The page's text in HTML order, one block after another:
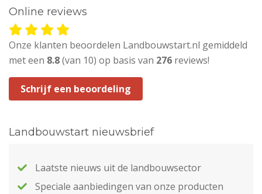
Online reviews
Onze klanten beoordelen Landbouwstart.nl gemiddeld
met een 8.8(van 10) op basis van 276 reviews!
Schrijf een beoordeling
Landbouwstart nieuwsbrief
Laatste nieuws uit de landbouwsector
Speciale aanbiedingen van onze producten